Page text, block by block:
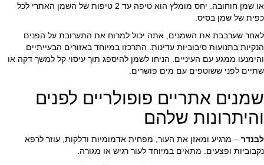
או שמן חוחובה. יחס מומלץ הוא טיפה עד 2 טיפות של השמן האתרי לכל
כפית של שמן בסיס.
לאחר שערבבת את השמנים, אתה יכול למרוח את התערובת על הפנים
הנקיות בתנועות סיבוביות עדינות. התרכזו במיוחד באזורים הבעייתיים
והימנעו ממגע עם העיניים. הניחו לשמן להיספג תוך עיסוי קל למשך דקה או
שתיים לפני ששוטפים עם מים פושרים.
שמנים אתריים פופולריים לפנים
והיתרונות שלהם
לבנדר – מרגיע ומאזן את העור, מפחית אדמומיות ודלקות, עוזר לרפא
נקבוביות ופצעים. מתאים במיוחד לעור רגיש או מגורה.